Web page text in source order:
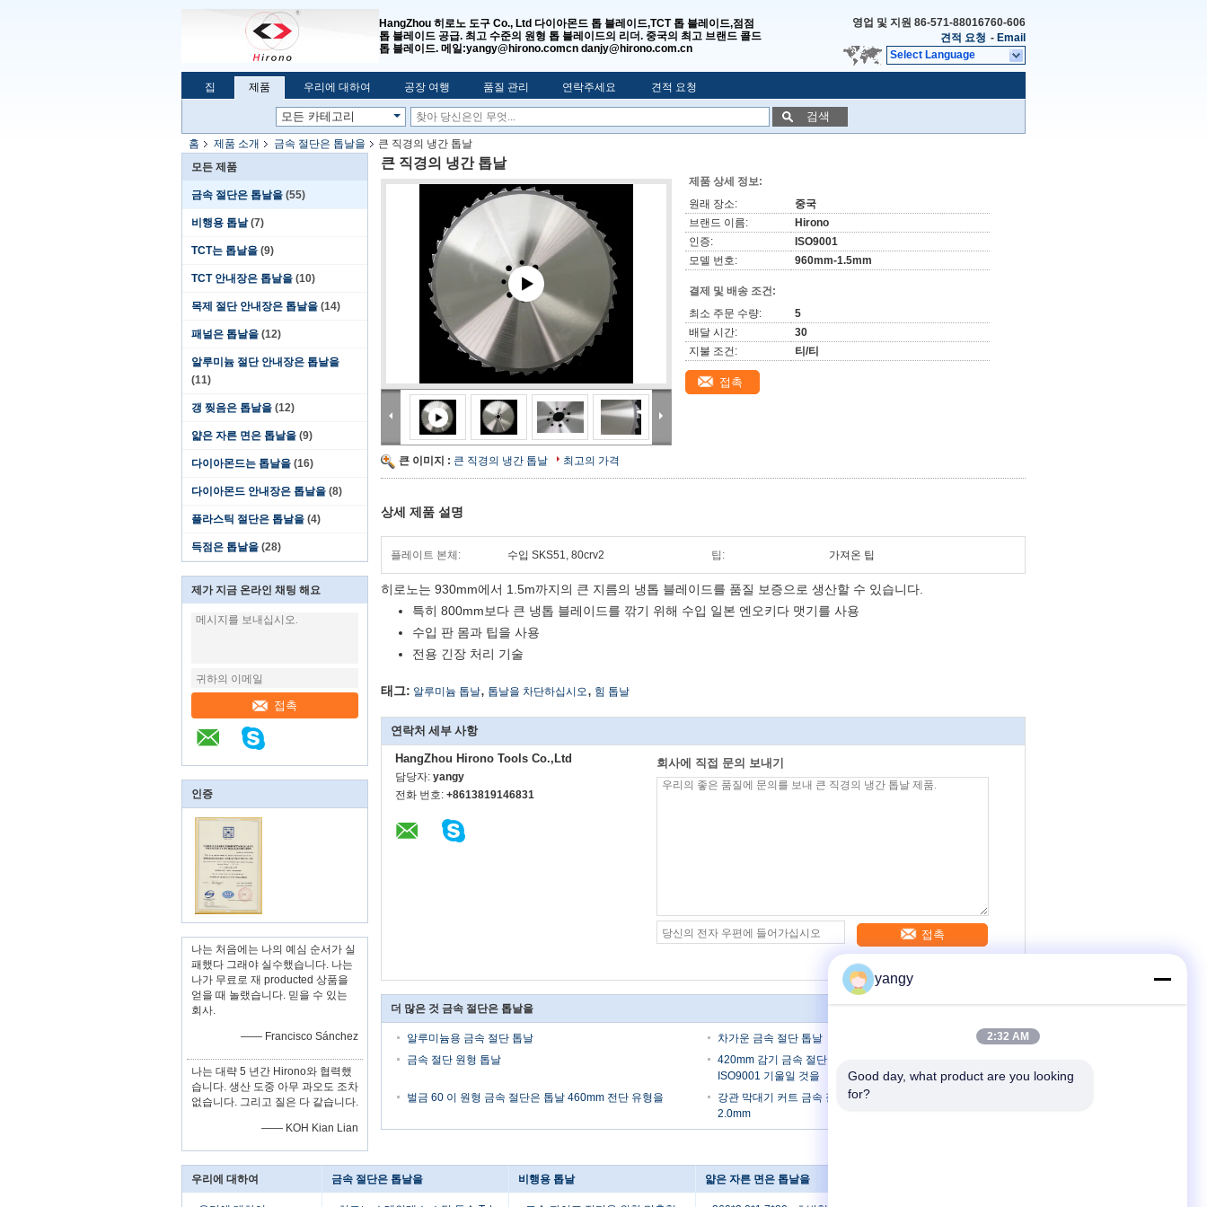
HangZhou 히로노 도구 Co., Ltd 다이아몬드 톱 블레이드,TCT 톱 블레이드,점점
톱 블레이드 공급. 최고 수준의 원형 톱 블레이드의 리더. 중국의 최고 브랜드 콜드
톱 블레이드. 메일:yangy@hirono.comcn danjy@hirono.com.cn
영업 및 지원 86-571-88016760-606
견적 요청 - Email
Select Language
집 제품 우리에 대하여 공장 여행 품질 관리 연락주세요 견적 요청
검색
홈 제품 소개 금속 절단은 톱날을
큰 직경의 냉간 톱날
모든 제품
금속 절단은 톱날을 (55)
비행용 톱날 (7)
TCT는 톱날을 (9)
TCT 안내장은 톱날을 (10)
목제 절단 안내장은 톱날을 (14)
패널은 톱날을 (12)
알루미늄 절단 안내장은 톱날을
(11)
갱 찢음은 톱날을 (12)
얇은 자른 면은 톱날을 (9)
다이아몬드는 톱날을 (16)
다이아몬드 안내장은 톱날을 (8)
플라스틱 절단은 톱날을 (4)
득점은 톱날을 (28)
제가 지금 온라인 채팅 해요
접촉
인증
나는 처음에는 나의 예심 순서가 실
패했다 그래야 실수했습니다. 나는
나가 무료로 재 producted 상품을
얻을 때 놀랬습니다. 믿을 수 있는
회사.
—— Francisco Sánchez
나는 대략 5 년간 Hirono와 협력했
습니다. 생산 도중 아무 과오도 조차
없습니다. 그리고 질은 다 같습니다.
—— KOH Kian Lian
큰 직경의 냉간 톱날
큰 이미지 : 큰 직경의 냉간 톱날 최고의 가격
제품 상세 정보:
원래 장소:
중국
브랜드 이름:
Hirono
인증:
ISO9001
모델 번호:
960mm-1.5mm
결제 및 배송 조건:
최소 주문 수량:
5
배달 시간:
30
지불 조건:
티/티
접촉
상세 제품 설명
플레이트 본체: 수입 SKS51, 80crv2 팁: 가져온 팁
히로노는 930mm에서 1.5m까지의 큰 지름의 냉톱 블레이드를 품질 보증으로 생산할 수 있습니다.
특히 800mm보다 큰 냉톱 블레이드를 깎기 위해 수입 일본 엔오키다 맷기를 사용
수입 판 몸과 팁을 사용
전용 긴장 처리 기술
태그: 알루미늄 톱날, 톱날을 차단하십시오, 힘 톱날
연락처 세부 사항
HangZhou Hirono Tools Co.,Ltd
담당자: yangy
전화 번호: +8613819146831
회사에 직접 문의 보내기
접촉
더 많은 것 금속 절단은 톱날을
알루미늄용 금속 절단 톱날
차가운 금속 절단 톱날
금속 절단 원형 톱날
420mm 감기 금속 절단은 서멧을 가진 톱날이, 특별한 코팅
ISO9001 기울일 것을
벌금 60 이 원형 금속 절단은 톱날 460mm 전단 유형을
강관 막대기 커트 금속 절단은 톱날/산업 톱날 285mm를
2.0mm
우리에 대하여 금속 절단은 톱날을 비행용 톱날 얇은 자른 면은 톱날을
yangy
2:32 AM
Good day, what product are you looking
for?